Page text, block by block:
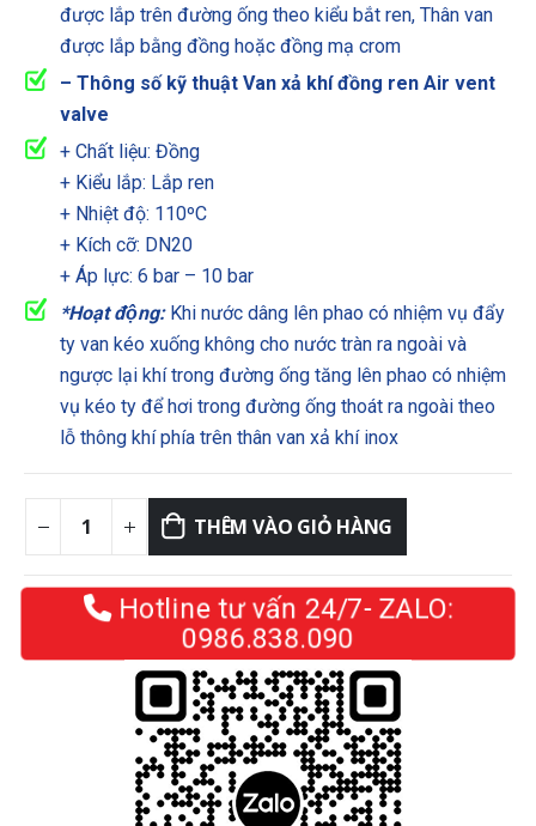
được lắp trên đường ống theo kiểu bắt ren, Thân van
được lắp bằng đồng hoặc đồng mạ crom
– Thông số kỹ thuật Van xả khí đồng ren Air vent
valve
+ Chất liệu: Đồng
+ Kiểu lắp: Lắp ren
+ Nhiệt độ: 110ºC
+ Kích cỡ: DN20
+ Áp lực: 6 bar – 10 bar
*Hoạt động: Khi nước dâng lên phao có nhiệm vụ đẩy
ty van kéo xuống không cho nước tràn ra ngoài và
ngược lại khí trong đường ống tăng lên phao có nhiệm
vụ kéo ty để hơi trong đường ống thoát ra ngoài theo
lỗ thông khí phía trên thân van xả khí inox
THÊM VÀO GIỎ HÀNG
Hotline tư vấn 24/7- ZALO:
0986.838.090